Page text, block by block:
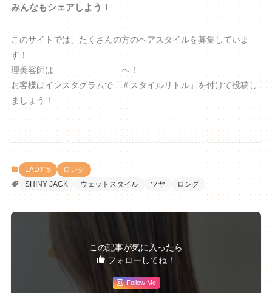
みんなもシェアしよう！
このサイトでは、たくさんの方のヘアスタイルを募集していま
す！
理美容師は 専用入力フォーム へ！
お客様はインスタグラムで「＃スタイルリトル」を付けて投稿し
ましょう！
LADY’S
ロング
SHINY JACK
ウェットスタイル ツヤ ロング
この記事が気に入ったら
フォローしてね！
Follow Me